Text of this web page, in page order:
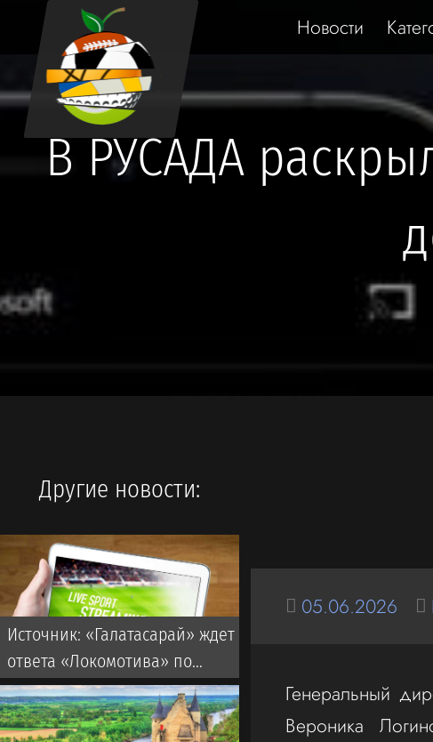
Новости
В РУСАДА
05.06.2026
Генеральный
Вероника
Другие новости:
Источник: «Галатасарай» ждет
ответа «Локомотива» по
Батракову до вечера субботы